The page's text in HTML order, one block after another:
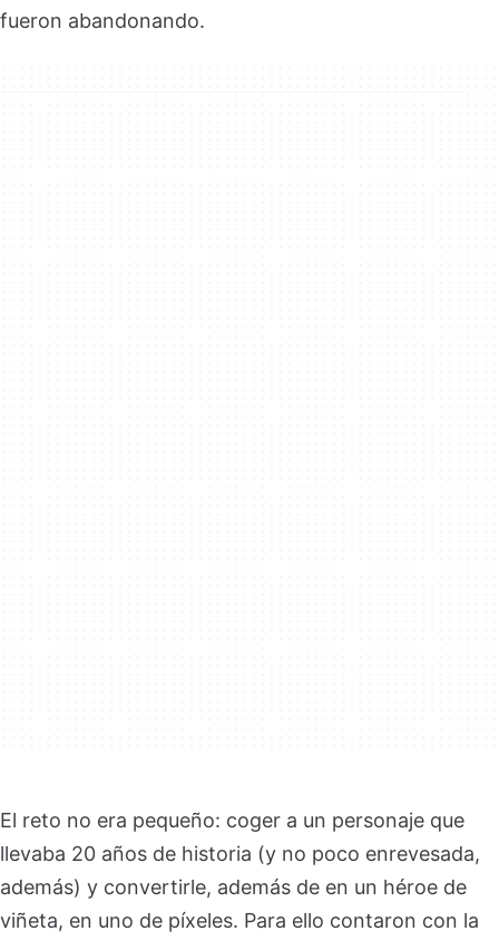
fueron abandonando.
El reto no era pequeño: coger a un personaje que
llevaba 20 años de historia (y no poco enrevesada,
además) y convertirle, además de en un héroe de
viñeta, en uno de píxeles. Para ello contaron con la